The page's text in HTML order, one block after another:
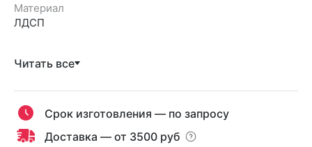
Материал
ЛДСП
Читать все
Срок изготовления — по запросу
Доставка — от 3500 руб